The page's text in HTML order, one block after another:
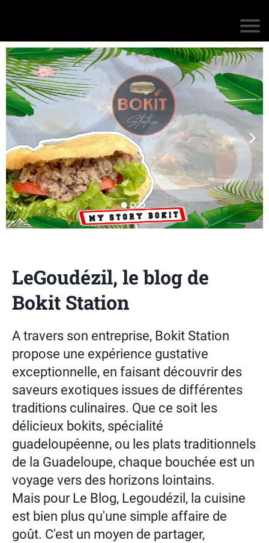
LeGoudézil, le blog de
Bokit Station
A travers son entreprise, Bokit Station
propose une expérience gustative
exceptionnelle, en faisant découvrir des
saveurs exotiques issues de différentes
traditions culinaires. Que ce soit les
délicieux bokits, spécialité
guadeloupéenne, ou les plats traditionnels
de la Guadeloupe, chaque bouchée est un
voyage vers des horizons lointains.
Mais pour Le Blog, Legoudézil, la cuisine
est bien plus qu'une simple affaire de
goût. C'est un moyen de partager,